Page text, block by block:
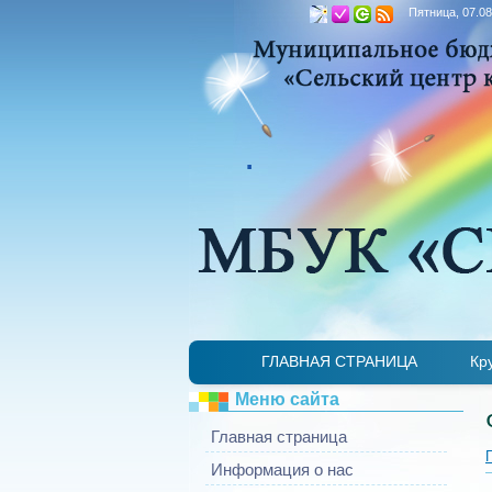
Пятница,
.
ГЛАВНАЯ СТРАНИЦА
Меню сайта
Главная страница
Информация о нас